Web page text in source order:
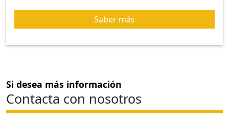
Saber más
Si desea más información
Contacta con nosotros